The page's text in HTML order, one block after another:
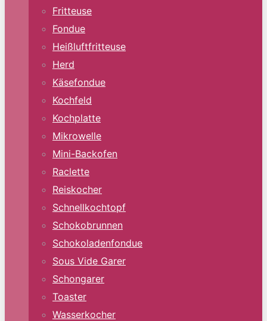
Fritteuse
Fondue
Heißluftfritteuse
Herd
Käsefondue
Kochfeld
Kochplatte
Mikrowelle
Mini-Backofen
Raclette
Reiskocher
Schnellkochtopf
Schokobrunnen
Schokoladenfondue
Sous Vide Garer
Schongarer
Toaster
Wasserkocher